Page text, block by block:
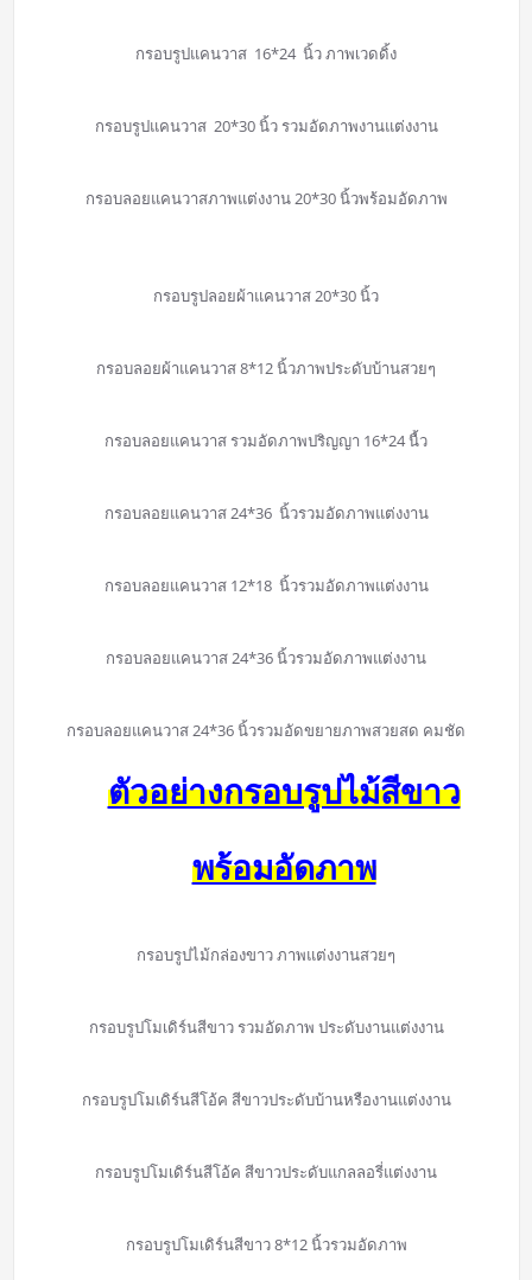
กรอบรูปแคนวาส 16*24 นิ้ว ภาพเวดดิ้ง
กรอบรูปแคนวาส 20*30 นิ้ว รวมอัดภาพงานแต่งงาน
กรอบลอยแคนวาสภาพแต่งงาน 20*30 นิ้วพร้อมอัดภาพ
กรอบรูปลอยผ้าแคนวาส 20*30 นิ้ว
กรอบลอยผ้าแคนวาส 8*12 นิ้วภาพประดับบ้านสวยๆ
กรอบลอยแคนวาส รวมอัดภาพปริญญา 16*24 นื้ว
กรอบลอยแคนวาส 24*36 นิ้วรวมอัดภาพแต่งงาน
กรอบลอยแคนวาส 12*18 นิ้วรวมอัดภาพแต่งงาน
กรอบลอยแคนวาส 24*36 นิ้วรวมอัดภาพแต่งงาน
กรอบลอยแคนวาส 24*36 นิ้วรวมอัดขยายภาพสวยสด คมชัด
ตัวอย่างกรอบรูปไม้สีขาว
พร้อมอัดภาพ
กรอบรูปไม้กล่องขาว ภาพแต่งงานสวยๆ
กรอบรูปโมเดิร์นสีขาว รวมอัดภาพ ประดับงานแต่งงาน
กรอบรูปโมเดิร์นสีโอ้ค สีขาวประดับบ้านหรืองานแต่งงาน
กรอบรูปโมเดิร์นสีโอ้ค สีขาวประดับแกลลอรี่แต่งงาน
กรอบรูปโมเดิร์นสีขาว 8*12 นิ้วรวมอัดภาพ